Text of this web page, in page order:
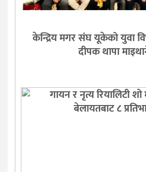
केन्द्रिय मगर संघ यूकेको युवा
दीपक थापा